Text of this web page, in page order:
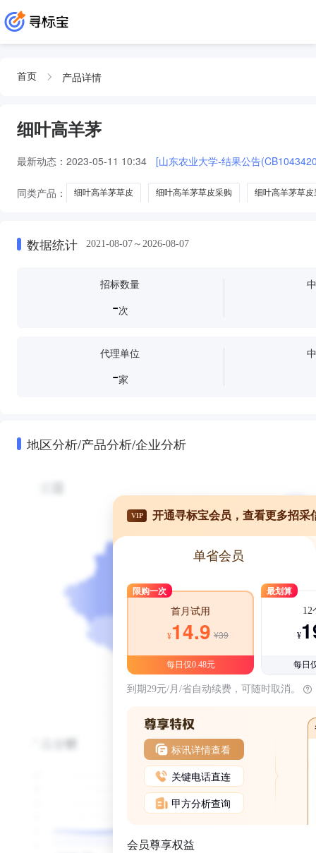
首页 产品详情
细叶高羊茅
最新动态： 2023-05-11 10:34 [山东农业大学-结果公告
同类产品： 细叶高羊茅草皮 细叶高羊茅草皮采购 细叶高羊茅草
数据统计 2021-08-07～2026-08-07
招标数量
-次
代理单位
-家
地区分析/产品分析/企业分析
VIP 开通寻标宝会员，查看更多招采
单省会员
限购一次
首月试用
¥14.9 ¥39
每日仅0.48元
最划算
12
¥
每日
到期29元/月/省自动续费，可随时取消。
标讯详情查看
关键电话直连
甲方分析查询
会员尊享权益